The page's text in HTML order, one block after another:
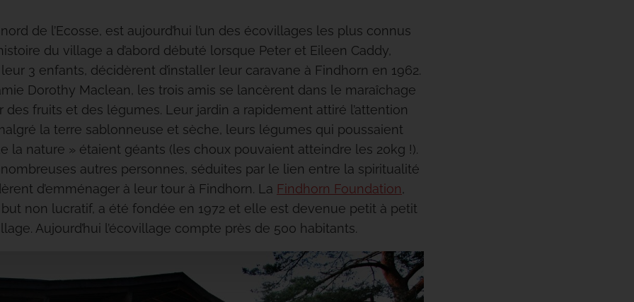
de l’Ecosse, est aujourd’hui l’un des écovillages les plus connus
du village a d’abord débuté lorsque Peter et Eileen Caddy,
3 enfants, décidèrent d’installer leur caravane à Findhorn en 1962.
Dorothy Maclean, les trois amis se lancèrent dans le maraîchage
des fruits et des légumes. Leur jardin a rapidement attiré l’attention
la terre sablonneuse et sèche, leurs légumes qui poussaient
la nature » étaient géants (les choux pouvaient atteindre les 20kg !).
nombreuses autres personnes, séduites par le lien entre la spiritualité
d’emménager à leur tour à Findhorn. La Findhorn Foundation,
non lucratif, a été fondée en 1972 et elle est devenue petit à petit
Aujourd’hui l’écovillage compte près de 500 habitants.